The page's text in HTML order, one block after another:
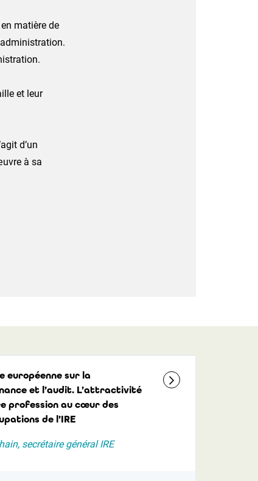
matière de
et leur
d’un
à sa
européenne sur la
et l’audit. L’attractivité
profession au cœur des
de l’IRE
secrétaire général IRE